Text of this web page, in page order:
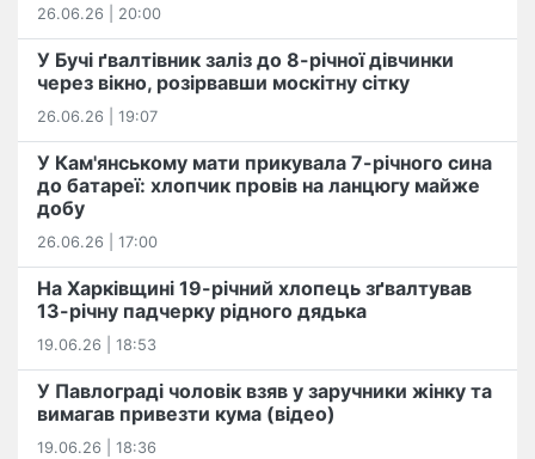
26.06.26 | 20:00
У Бучі ґвалтівник заліз до 8-річної дівчинки
через вікно, розірвавши москітну сітку
26.06.26 | 19:07
У Кам'янському мати прикувала 7-річного сина
до батареї: хлопчик провів на ланцюгу майже
добу
26.06.26 | 17:00
На Харківщині 19-річний хлопець​ ️зґвалтував
13-річну падчерку рідного дядька
19.06.26 | 18:53
У Павлограді чоловік взяв у заручники жінку та
вимагав привезти кума (відео)
19.06.26 | 18:36